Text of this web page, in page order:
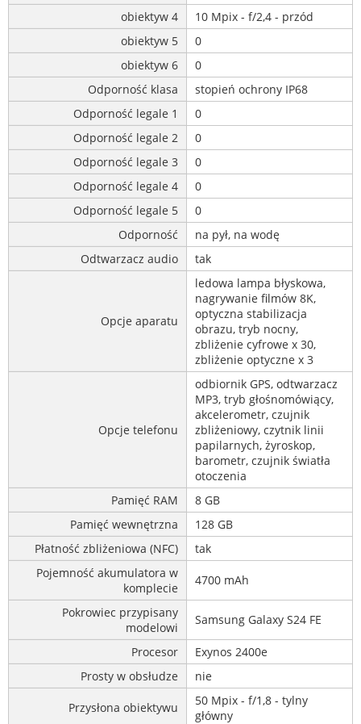
obiektyw 4
10 Mpix - f/2,4 - przód
obiektyw 5
0
obiektyw 6
0
Odporność klasa
stopień ochrony IP68
Odporność legale 1
0
Odporność legale 2
0
Odporność legale 3
0
Odporność legale 4
0
Odporność legale 5
0
Odporność
na pył, na wodę
Odtwarzacz audio
tak
Opcje aparatu
ledowa lampa błyskowa,
nagrywanie filmów 8K,
optyczna stabilizacja
obrazu, tryb nocny,
zbliżenie cyfrowe x 30,
zbliżenie optyczne x 3
Opcje telefonu
odbiornik GPS, odtwarzacz
MP3, tryb głośnomówiący,
akcelerometr, czujnik
zbliżeniowy, czytnik linii
papilarnych, żyroskop,
barometr, czujnik światła
otoczenia
Pamięć RAM
8 GB
Pamięć wewnętrzna
128 GB
Płatność zbliżeniowa (NFC)
tak
Pojemność akumulatora w
komplecie
4700 mAh
Pokrowiec przypisany
modelowi
Samsung Galaxy S24 FE
Procesor
Exynos 2400e
Prosty w obsłudze
nie
Przysłona obiektywu
50 Mpix - f/1,8 - tylny
główny